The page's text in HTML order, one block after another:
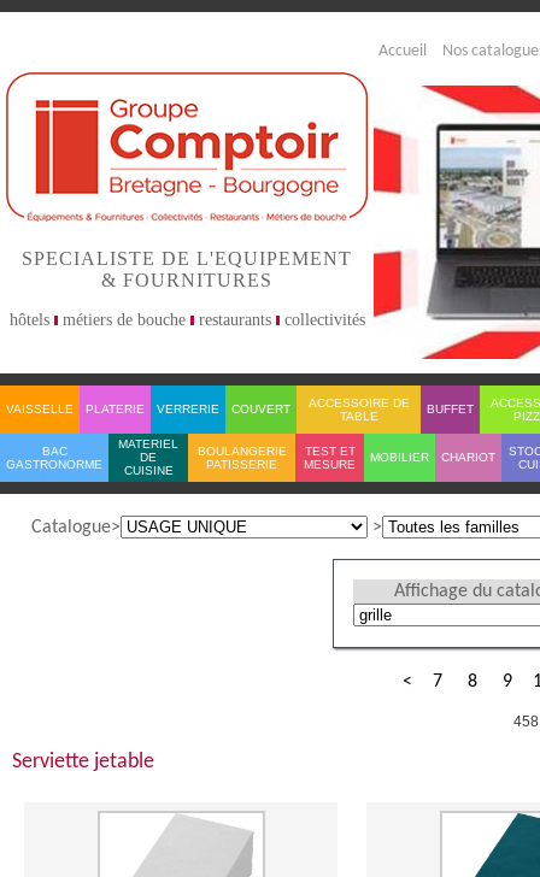
Accueil Nos
SPECIALISTE DE L'EQUIPEMENT
& FOURNITURES
hôtels métiers de bouche restaurants collectivités
VAISSELLE PLATERIE VERRERIE COUVERT
ACCESSOIRE DE
TABLE
BUFFET
BAC
GASTRONORME
MATERIEL
DE
CUISINE
BOULANGERIE
PATISSERIE
TEST ET
MESURE
MOBILIER CHARIOT
Catalogue
Affichage du
< 7 8 9
Serviette jetable